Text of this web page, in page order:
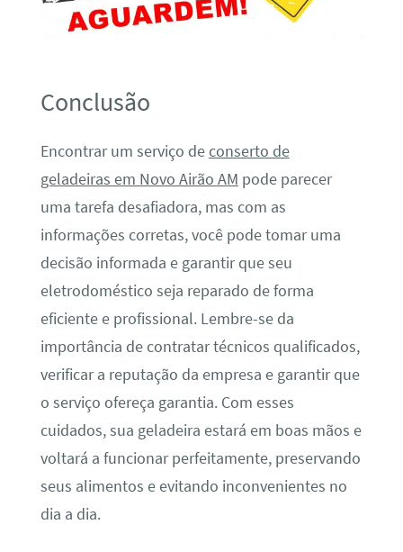
Conclusão
Encontrar um serviço deconserto de
geladeiras em Novo Airão AM pode parecer
uma tarefa desafiadora, mas com as
informações corretas, você pode tomar uma
decisão informada e garantir que seu
eletrodoméstico seja reparado de forma
eficiente e profissional. Lembre-se da
importância de contratar técnicos qualificados,
verificar a reputação da empresa e garantir que
o serviço ofereça garantia. Com esses
cuidados, sua geladeira estará em boas mãos e
voltará a funcionar perfeitamente, preservando
seus alimentos e evitando inconvenientes no
dia a dia.